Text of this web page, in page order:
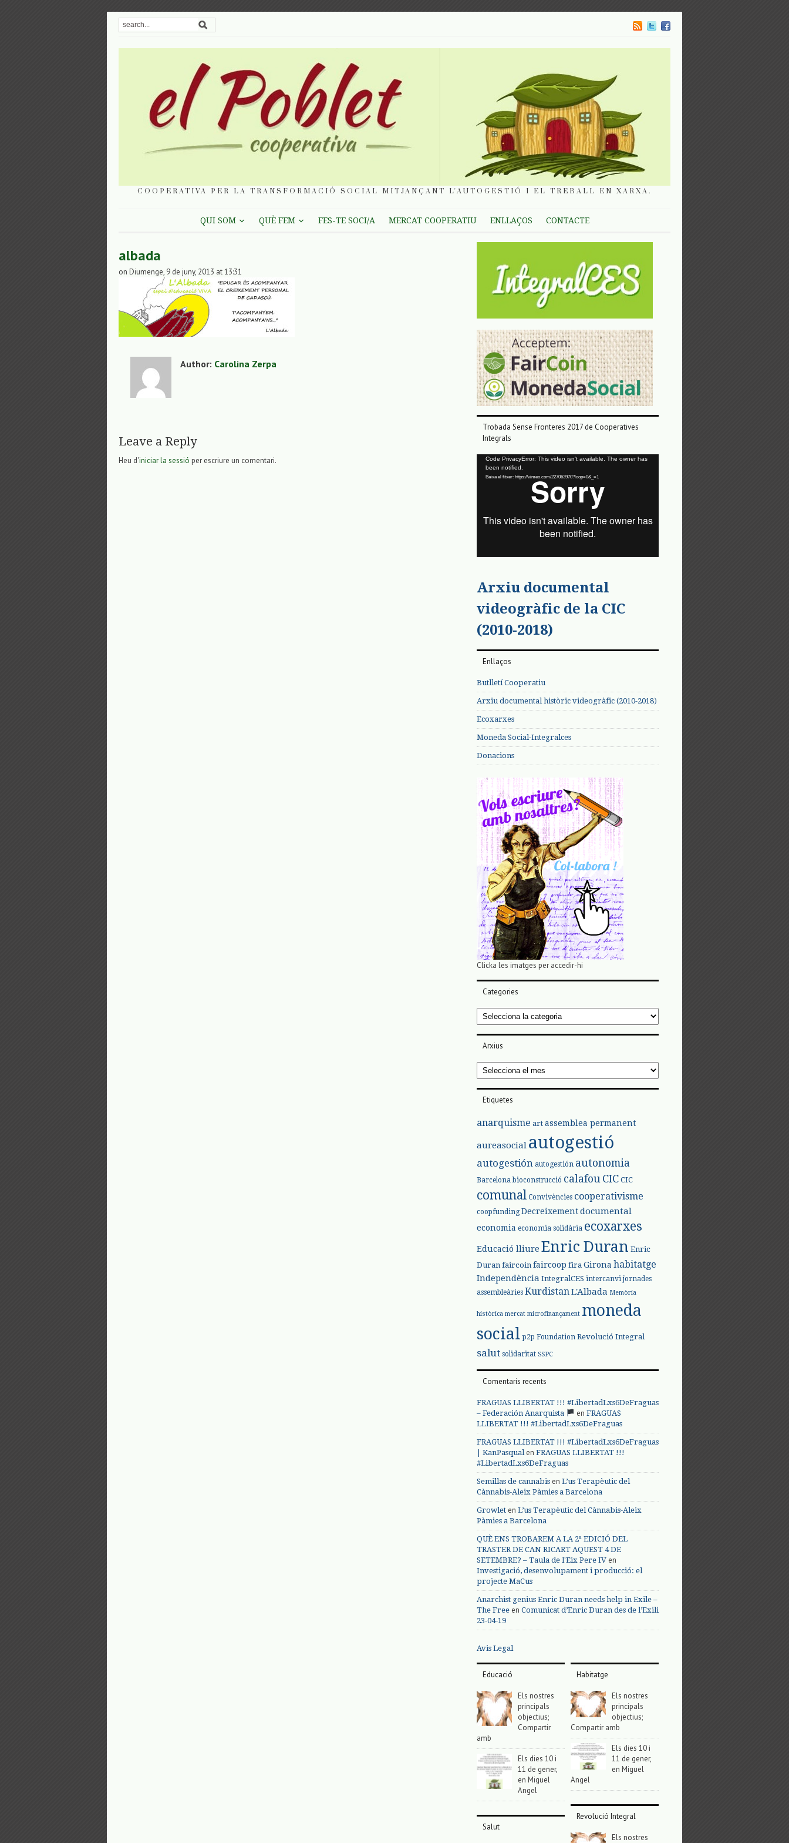
COOPERATIVA PER LA TRANSFORMACIÓ SOCIAL MITJANÇANT L'AUTOGESTIÓ I EL TREBALL EN XARXA.
QUI SOM QUÈ FEM FES-TE SOCI/A MERCAT COOPERATIU ENLLAÇOS CONTACTE
albada
on Diumenge, 9 de juny, 2013 at 13:31
Author: Carolina Zerpa
Leave a Reply
Heu d'iniciar la sessió per escriure un comentari.
Trobada Sense Fronteres 2017 de Cooperatives
Integrals
Reproductor
vídeo
Code PrivacyError: This video isn't available. The owner has
been notified.
Baixa el fitxer: https://vimeo.com/227063970?loop=0&_=1
Arxiu documental
videogràfic de la CIC
(2010-2018)
Enllaços
Butlletí Cooperatiu
Arxiu documental històric videogràfic (2010-2018)
Ecoxarxes
Moneda Social-Integralces
Donacions
Clicka les imatges per accedir-hi
Categories
Categories
Arxius
Arxius
Etiquetes
anarquisme art assemblea permanent
aureasocial autogestió
autogestión autogestión autonomia
Barcelona bioconstrucció calafou CIC CIC
comunal Convivències cooperativisme
coopfunding Decreixementdocumental
economia economia solidària ecoxarxes
Educació lliure Enric Duran Enric
Duran faircoin faircoop fira Girona habitatge
Independència IntegralCES intercanvi jornades
assembleàries Kurdistan L'Albada Memòria
històrica mercat microfinançament moneda
social p2p Foundation Revolució Integral
salut solidaritat SSPC
Comentaris recents
FRAGUAS LLIBERTAT !!! #LibertadLxs6DeFraguas
– Federación Anarquista
en FRAGUAS
LLIBERTAT !!! #LibertadLxs6DeFraguas
FRAGUAS LLIBERTAT !!! #LibertadLxs6DeFraguas
| KanPasqualen FRAGUAS LLIBERTAT !!!
#LibertadLxs6DeFraguas
Semillas de cannabis en L’us Terapèutic del
Cànnabis-Aleix Pàmies a Barcelona
Growlet en L’us Terapèutic del Cànnabis-Aleix
Pàmies a Barcelona
QUÈ ENS TROBAREM A LA 2ª EDICIÓ DEL
TRASTER DE CAN RICART AQUEST 4 DE
SETEMBRE? – Taula de l'Eix Pere IV en
Investigació, desenvolupament i producció: el
projecte MaCus
Anarchist genius Enric Duran needs help in Exile –
The Free en Comunicat d’Enric Duran des de l’Exili
23-04-19
Avis Legal
Educació
Els nostres
principals
objectius;
Compartir
amb
Els dies 10 i
11 de gener,
en Miguel
Angel
Salut
Habitatge
Els nostres
principals
objectius;
Compartir amb
Els dies 10 i
11 de gener,
en Miguel
Angel
Revolució Integral
Els nostres